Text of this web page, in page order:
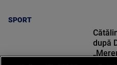
SPORT
după